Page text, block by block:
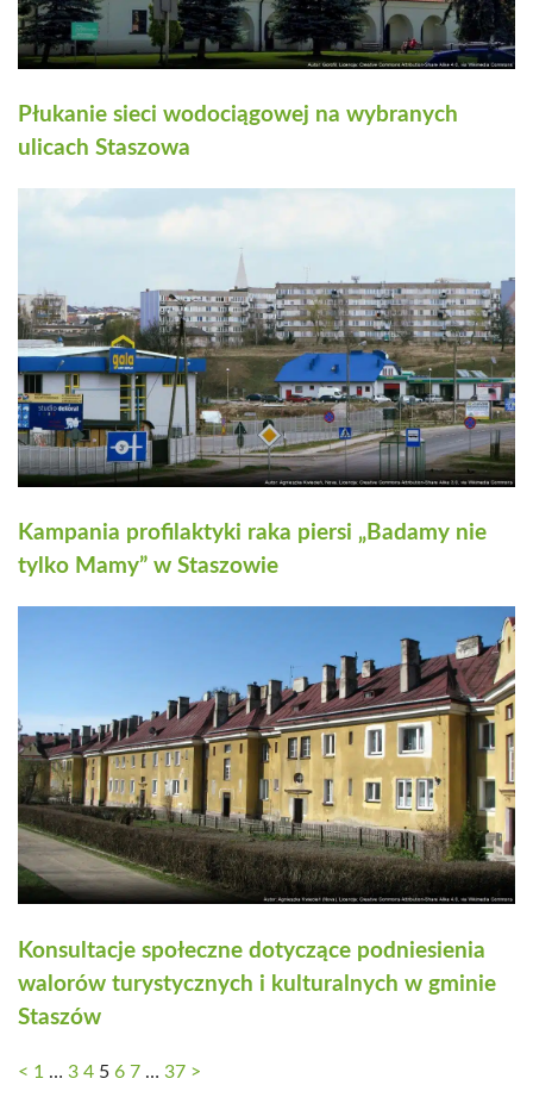
Płukanie sieci wodociągowej na wybranych
ulicach Staszowa
Kampania profilaktyki raka piersi „Badamy nie
tylko Mamy” w Staszowie
Konsultacje społeczne dotyczące podniesienia
walorów turystycznych i kulturalnych w gminie
Staszów
< 1 … 3 4 5 6 7 … 37 >